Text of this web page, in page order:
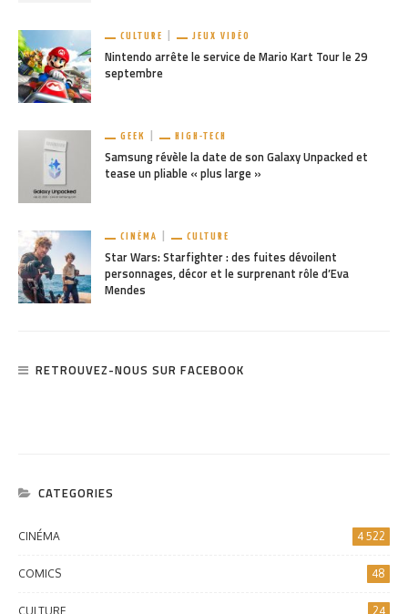
CULTURE JEUX VIDÉO
Nintendo arrête le service de Mario Kart Tour le 29
septembre
GEEK HIGH-TECH
Samsung révèle la date de son Galaxy Unpacked et
tease un pliable « plus large »
CINÉMA CULTURE
Star Wars: Starfighter : des fuites dévoilent
personnages, décor et le surprenant rôle d’Eva
Mendes
RETROUVEZ-NOUS SUR FACEBOOK
CATEGORIES
CINÉMA 4 522
COMICS 48
CULTURE 24